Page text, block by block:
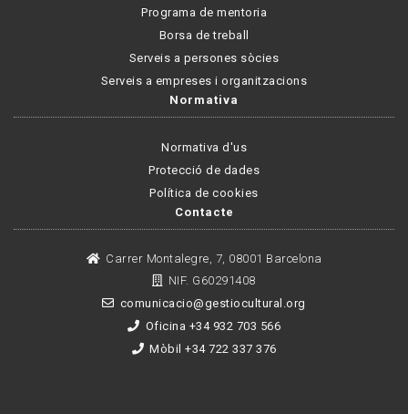
Programa de mentoria
Borsa de treball
Serveis a persones sòcies
Serveis a empreses i organitzacions
Normativa
Normativa d'us
Protecció de dades
Política de cookies
Contacte
Carrer Montalegre, 7, 08001 Barcelona
NIF. G60291408
comunicacio@gestiocultural.org
Oficina +34 932 703 566
Mòbil +34 722 337 376